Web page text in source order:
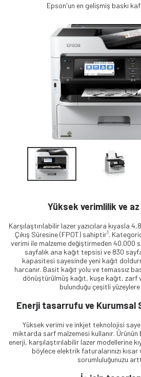
Epson'un en gelişmiş baskı
Yüksek verimlilik ve
Karşılaştırılabilir lazer yazıcılara kıyasla
Çıkış Süresine (FPOT) sahiptir1.
verimi ile malzeme değiştirmeden 40.000
sayfalık ana kağıt tepsisi ve 830
kapasitesi sayesinde yeni kağıt
harcanır. Basit kağıt yolu ve temassız
dönüştürülmüş kağıt, kuşe kağıt,
bulunduğu çeşitli
Enerji tasarrufu ve Kurumsal
Yüksek verimi ve inkjet teknolojisi
miktarda sarf malzemesi kullanır. Ürünün
enerji, karşılaştırılabilir lazer modellerine
böylece elektrik faturalarınızı
sorumluluğunuzu